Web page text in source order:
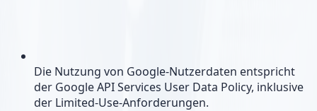
Die Nutzung von Google-Nutzerdaten entspricht
der Google API Services User Data Policy, inklusive
der Limited-Use-Anforderungen.